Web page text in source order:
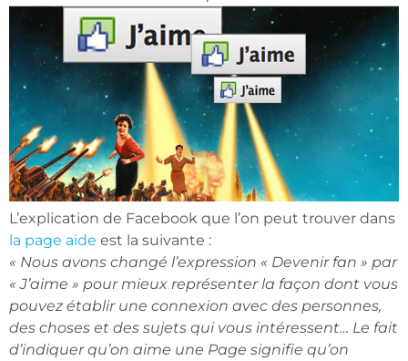
L’explication de Facebook que l’on peut trouver dans
la page aide est la suivante :
« Nous avons changé l’expression « Devenir fan » par
« J’aime » pour mieux représenter la façon dont vous
pouvez établir une connexion avec des personnes,
des choses et des sujets qui vous intéressent… Le fait
d’indiquer qu’on aime une Page signifie qu’on